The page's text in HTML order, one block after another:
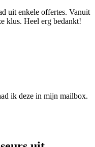
uit enkele offertes. Vanuit
klus. Heel erg bedankt!
ik deze in mijn mailbox.